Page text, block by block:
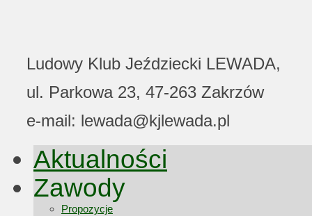
Ludowy Klub Jeździecki LEWADA,
ul. Parkowa 23, 47-263 Zakrzów
e-mail: lewada@kjlewada.pl
Aktualności
Zawody
Propozycje